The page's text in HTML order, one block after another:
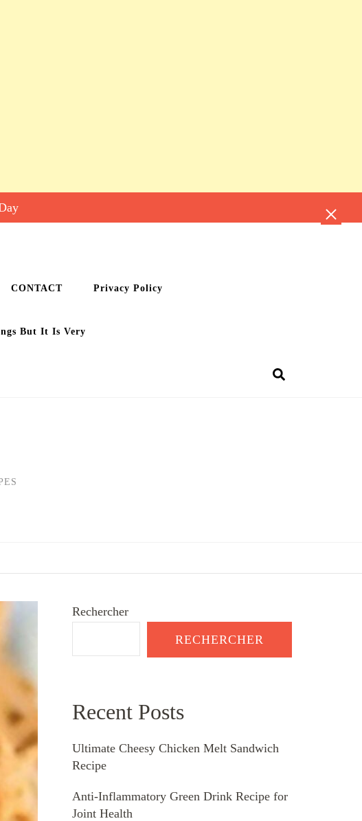
CONTACT Privacy Policy
But It Is Very
Rechercher
RECHERCHER
Recent Posts
Ultimate Cheesy Chicken Melt Sandwich
Recipe
Anti-Inflammatory Green Drink Recipe for
Joint Health